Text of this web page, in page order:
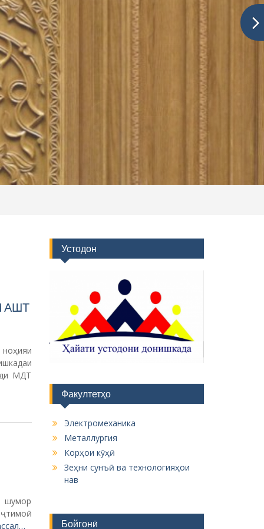
АШТ
МДТ
шумор
Устодон
Факултетҳо
Электромеханика
Металлургия
Корҳои кӯҳӣ
Зеҳни сунъӣ ва технологияҳои
нав
Бойгонӣ